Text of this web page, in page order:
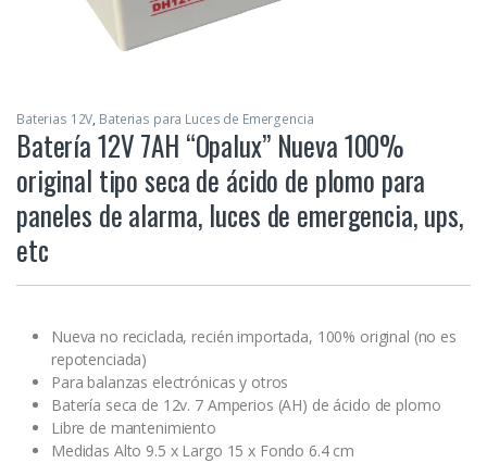
Baterias 12V, Baterias para Luces de Emergencia
Batería 12V 7AH “Opalux” Nueva 100%
original tipo seca de ácido de plomo para
paneles de alarma, luces de emergencia, ups,
etc
Nueva no reciclada, recién importada, 100% original (no es
repotenciada)
Para balanzas electrónicas y otros
Batería seca de 12v. 7 Amperios (AH) de ácido de plomo
Libre de mantenimiento
Medidas Alto 9.5 x Largo 15 x Fondo 6.4 cm